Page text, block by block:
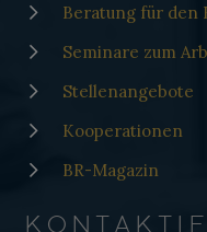
Beratung für den
Seminare zum
Stellenangebote
Kooperationen
BR-Magazin